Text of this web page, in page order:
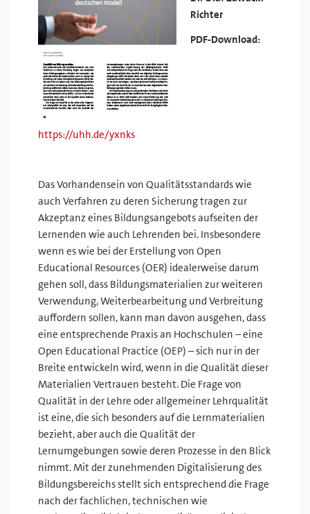
Richter
PDF-Download:
https://uhh.de/yxnks
Das Vorhandensein von Qualitätsstandards wie
auch Verfahren zu deren Sicherung tragen zur
Akzeptanz eines Bildungsangebots aufseiten der
Lernenden wie auch Lehrenden bei. Insbesondere
wenn es wie bei der Erstellung von Open
Educational Resources (OER) idealerweise darum
gehen soll, dass Bildungsmaterialien zur weiteren
Verwendung, Weiterbearbeitung und Verbreitung
auffordern sollen, kann man davon ausgehen, dass
eine entsprechende Praxis an Hochschulen – eine
Open Educational Practice (OEP) – sich nur in der
Breite entwickeln wird, wenn in die Qualität dieser
Materialien Vertrauen besteht. Die Frage von
Qualität in der Lehre oder allgemeiner Lehrqualität
ist eine, die sich besonders auf die Lernmaterialien
bezieht, aber auch die Qualität der
Lernumgebungen sowie deren Prozesse in den Blick
nimmt. Mit der zunehmenden Digitalisierung des
Bildungsbereichs stellt sich entsprechend die Frage
nach der fachlichen, technischen wie